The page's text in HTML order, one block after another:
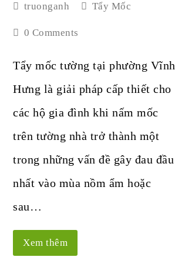
truonganh Tẩy Mốc
0 Comments
Tẩy mốc tường tại phường Vĩnh
Hưng là giải pháp cấp thiết cho
các hộ gia đình khi nấm mốc
trên tường nhà trở thành một
trong những vấn đề gây đau đầu
nhất vào mùa nồm ẩm hoặc
sau…
Xem thêm